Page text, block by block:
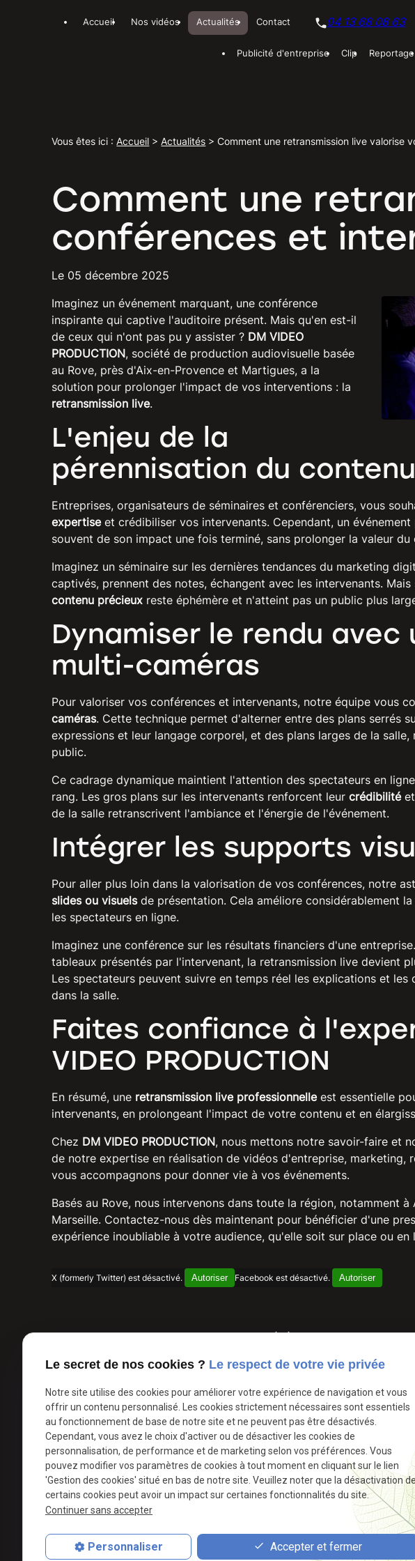
Accueil Nos vidéos Actualités Contact 04 13 68 08 63
Publicité d'entreprise Clip Reportage
Vous êtes ici : Accueil >Actualités > Comment une retransmission live valorise
Comment une
conférences et
Le 05 décembre 2025
Imaginez un événement marquant, une conférence
inspirante qui captive l'auditoire présent. Mais qu'en est-il
de ceux qui n'ont pas pu y assister ? DM VIDEO
PRODUCTION, société de production audiovisuelle basée
au Rove, près d'Aix-en-Provence et Martigues, a la
solution pour prolonger l'impact de vos interventions : la
retransmission live.
L'enjeu de la
pérennisation du contenu
Entreprises, organisateurs de séminaires et conférenciers, vous
expertiseet crédibiliser vos intervenants. Cependant, un
souvent de son impact une fois terminé, sans prolonger la valeur du
Imaginez un séminaire sur les dernières tendances du marketing
captivés, prennent des notes, échangent avec les intervenants.
contenu précieux reste éphémère et n'atteint pas un public plus
Dynamiser le rendu avec
multi-caméras
Pour valoriser vos conférences et intervenants, notre équipe vous
caméras. Cette technique permet d'alterner entre des plans serrés
expressions et leur langage corporel, et des plans larges de la
public.
Ce cadrage dynamique maintient l'attention des spectateurs en
rang. Les gros plans sur les intervenants renforcent leurcrédibilité
de la salle retranscrivent l'ambiance et l'énergie de l'événement.
Intégrer les supports
Pour aller plus loin dans la valorisation de vos conférences, notre
slides ou visuelsde présentation. Cela améliore considérablement
les spectateurs en ligne.
Imaginez une conférence sur les résultats financiers d'une
tableaux présentés par l'intervenant, la retransmission live devient
Les spectateurs peuvent suivre en temps réel les explications et les
dans la salle.
Faites confiance à
VIDEO PRODUCTION
En résumé, une retransmission live professionnelleest essentielle
intervenants, en prolongeant l'impact de votre contenu et en
Chez DM VIDEO PRODUCTION, nous mettons notre savoir-faire et
de notre expertise en réalisation de vidéos d'entreprise, marketing,
vous accompagnons pour donner vie à vos événements.
Basés au Rove, nous intervenons dans toute la région, notamment
Marseille. Contactez-nous dès maintenant pour bénéficier d'une
expérience inoubliable à votre audience, qu'elle soit sur place ou en
X (formerly Twitter) est désactivé. Autoriser Facebook est désactivé. Autoriser
Vidéaste professionnel à MarignaneVidéaste professionnel à
Vidéaste professionnel à GardanneVidéaste professionnel à La Ciotat
Publicité d'entreprise
Le secret de nos cookies ? Le respect de votre vie privée
Notre site utilise des cookies pour améliorer votre expérience de navigation et vous
offrir un contenu personnalisé. Les cookies strictement nécessaires sont essentiels
au fonctionnement de base de notre site et ne peuvent pas être désactivés.
Cependant, vous avez le choix d'activer ou de désactiver les cookies de
personnalisation, de performance et de marketing selon vos préférences. Vous
pouvez modifier vos paramètres de cookies à tout moment en cliquant sur le lien
'Gestion des cookies' situé en bas de notre site. Veuillez noter que la désactivation
certains cookies peut avoir un impact sur certaines fonctionnalités du site.
Continuer sans accepter
Personnaliser Accepter et fermer